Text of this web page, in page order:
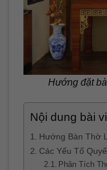
Hướng đặt
Nội dung bài
Hướng Bàn Thờ
Các Yếu Tố
Phân Tích